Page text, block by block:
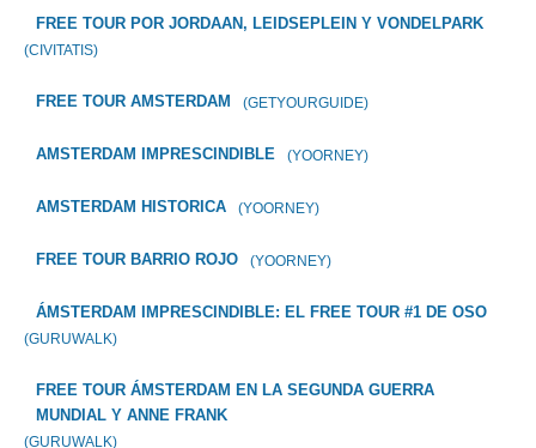
FREE TOUR POR JORDAAN, LEIDSEPLEIN Y VONDELPARK
(CIVITATIS)
FREE TOUR AMSTERDAM (GETYOURGUIDE)
AMSTERDAM IMPRESCINDIBLE (YOORNEY)
AMSTERDAM HISTORICA (YOORNEY)
FREE TOUR BARRIO ROJO (YOORNEY)
ÁMSTERDAM IMPRESCINDIBLE: EL FREE TOUR #1 DE OSO
(GURUWALK)
FREE TOUR ÁMSTERDAM EN LA SEGUNDA GUERRA
MUNDIAL Y ANNE FRANK
(GURUWALK)